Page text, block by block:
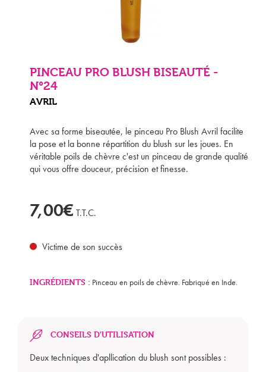
PINCEAU PRO BLUSH BISEAUTÉ -
N°24
AVRIL
Avec sa forme biseautée, le pinceau Pro Blush Avril facilite
la pose et la bonne répartition du blush sur les joues. En
véritable poils de chèvre c'est un pinceau de grande qualité
qui vous offre douceur, précision et finesse.
7,00€ T.T.C.
Victime de son succès
INGRÉDIENTS : Pinceau en poils de chèvre. Fabriqué en Inde.
CONSEILS D'UTILISATION
Deux techniques d'apllication du blush sont possibles :